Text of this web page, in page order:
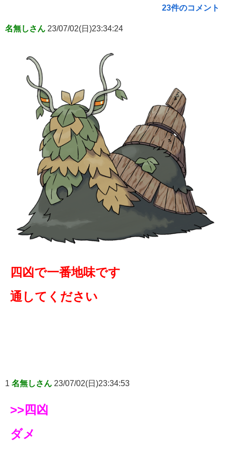
23件のコメント
名無しさん 23/07/02(日)23:34:24
四凶で一番地味です
通してください
1 名無しさん 23/07/02(日)23:34:53
>>四凶
ダメ